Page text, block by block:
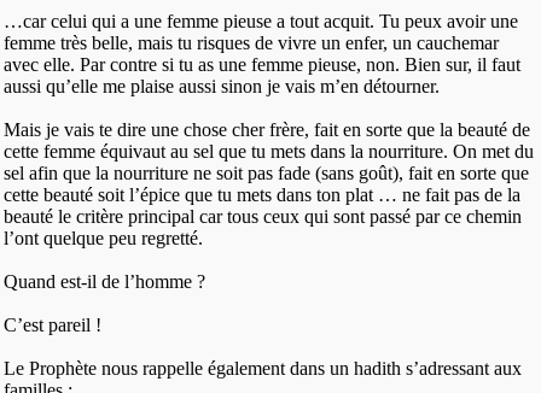
…car celui qui a une femme pieuse a tout acquit. Tu peux avoir une
femme très belle, mais tu risques de vivre un enfer, un cauchemar
avec elle. Par contre si tu as une femme pieuse, non. Bien sur, il faut
aussi qu’elle me plaise aussi sinon je vais m’en détourner.
Mais je vais te dire une chose cher frère, fait en sorte que la beauté de
cette femme équivaut au sel que tu mets dans la nourriture. On met du
sel afin que la nourriture ne soit pas fade (sans goût), fait en sorte que
cette beauté soit l’épice que tu mets dans ton plat … ne fait pas de la
beauté le critère principal car tous ceux qui sont passé par ce chemin
l’ont quelque peu regretté.
Quand est-il de l’homme ?
C’est pareil !
Le Prophète nous rappelle également dans un hadith s’adressant aux